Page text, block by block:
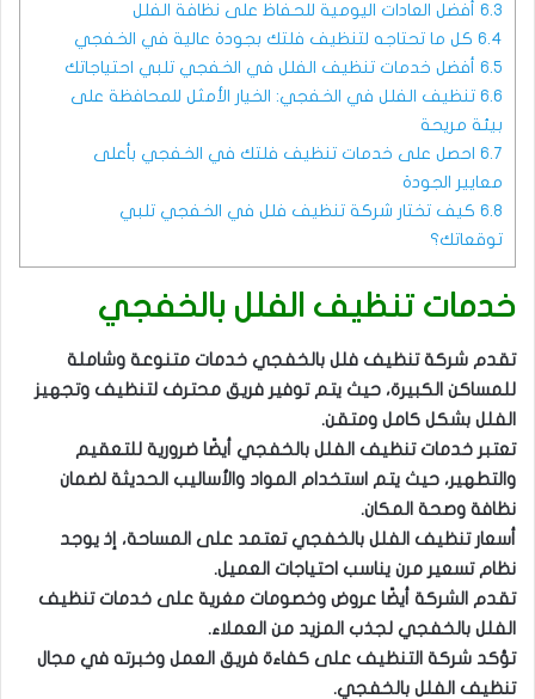
6.3 أفضل العادات اليومية للحفاظ على نظافة الفلل
6.4 كل ما تحتاجه لتنظيف فلتك بجودة عالية في الخفجي
6.5 أفضل خدمات تنظيف الفلل في الخفجي تلبي احتياجاتك
6.6 تنظيف الفلل في الخفجي: الخيار الأمثل للمحافظة على
بيئة مريحة
6.7 احصل على خدمات تنظيف فلتك في الخفجي بأعلى
معايير الجودة
6.8 كيف تختار شركة تنظيف فلل في الخفجي تلبي
توقعاتك؟
خدمات تنظيف الفلل بالخفجي
تقدم شركة تنظيف فلل بالخفجي خدمات متنوعة وشاملة
للمساكن الكبيرة، حيث يتم توفير فريق محترف لتنظيف وتجهيز
الفلل بشكل كامل ومتقن.
تعتبر خدمات تنظيف الفلل بالخفجي أيضًا ضرورية للتعقيم
والتطهير، حيث يتم استخدام المواد والأساليب الحديثة لضمان
نظافة وصحة المكان.
أسعار تنظيف الفلل بالخفجي تعتمد على المساحة، إذ يوجد
نظام تسعير مرن يناسب احتياجات العميل.
تقدم الشركة أيضًا عروض وخصومات مغرية على خدمات تنظيف
الفلل بالخفجي لجذب المزيد من العملاء.
تؤكد شركة التنظيف على كفاءة فريق العمل وخبرته في مجال
تنظيف الفلل بالخفجي.